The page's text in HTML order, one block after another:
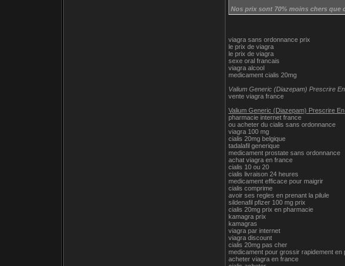
Nos prix sont 70% moins chers que
viagra sans ordonnance prix
le prix de viagra
le prix de viagra
sexe oral francais
viagra alcool
medicament cialis 20mg
Valium Generic (Diazepam) Prescrire
vente viagra france
Valium Generic (Diazepam) Prescrire
pharmacie internet france
ou acheter du cialis sans ordonnance
viagra 100 mg
cialis 20mg belgique
tadalafil generique
medicament prostate sans ordonnance
achat viagra en france
cialis 10 ou 20
cialis livraison 24 heures
medicament efficace pour maigrir
cialis comprime
avoir ses regles en prenant la pilule
sildenafil pfizer 100 mg prix
cialis 20mg prix en pharmacie
kamagra prix
kamagras
viagra par internet
viagra discount
cialis 20mg pas cher
medicament pour grossir rapidement en
acheter viagra en france